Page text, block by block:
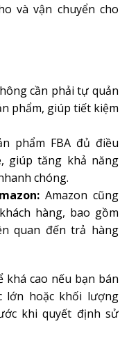
và vận chuyển cho
cần phải tự quản
phẩm, giúp tiết kiệm
phẩm FBA đủ điều
giúp tăng khả năng
chóng.
Amazon cũng
hàng, bao gồm
quan đến trả hàng
khá cao nếu bạn bán
lớn hoặc khối lượng
khi quyết định sử